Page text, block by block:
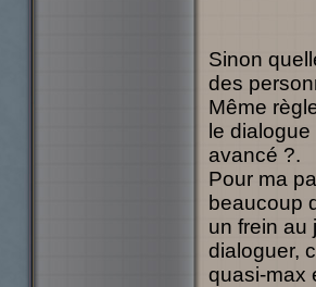
Sinon
des
Même
le
avancé ?.
Pour ma
beaucoup
un frein au
dialoguer,
quasi-max